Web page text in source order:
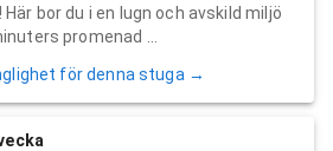
bor du i en lugn och avskild miljö
promenad ...
för denna stuga →